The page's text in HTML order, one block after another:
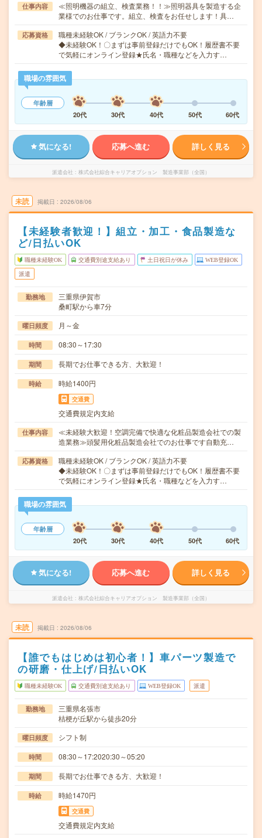
仕事内容
≪照明機器の組立、検査業務！！≫照明器具を製造する企
業様でのお仕事です。組立、検査をお任せします！具…
応募資格
職種未経験OK / ブランクOK / 英語力不要
◆未経験OK！〇まずは事前登録だけでもOK！履歴書不要
で気軽にオンライン登録★氏名・職種などを入力す…
職場の雰囲気
年齢層
20代
30代 40代 50代 60代
気になる! 応募へ進む 詳しく見る
派遣会社 株式会社綜合キャリアオプション 製造事業部（全国）
未読 掲載日 2026/08/06
【未経験者歓迎！】組立・加工・食品製造な
ど/日払いOK
職種未経験OK 交通費別途支給あり 土日祝日が休み WEB登録OK
派遣
勤務地
三重県伊賀市
桑町駅から車7分
曜日頻度 月～金
時間 08:30～17:30
期間 長期でお仕事できる方、大歓迎！
時給 時給1400円
交通費
交通費規定内支給
仕事内容
≪未経験大歓迎！空調完備で快適な化粧品製造会社での製
造業務≫頭髪用化粧品製造会社でのお仕事です自動充…
応募資格
職種未経験OK / ブランクOK / 英語力不要
◆未経験OK！〇まずは事前登録だけでもOK！履歴書不要
で気軽にオンライン登録★氏名・職種などを入力す…
職場の雰囲気
年齢層
20代
30代 40代 50代 60代
気になる! 応募へ進む 詳しく見る
派遣会社 株式会社綜合キャリアオプション 製造事業部（全国）
未読 掲載日 2026/08/06
【誰でもはじめは初心者！】車パーツ製造で
の研磨・仕上げ/日払いOK
職種未経験OK 交通費別途支給あり WEB登録OK 派遣
勤務地
三重県名張市
桔梗が丘駅から徒歩20分
曜日頻度 シフト制
時間 08:30～17:2020:30～05:20
期間 長期でお仕事できる方、大歓迎！
時給 時給1470円
交通費
交通費規定内支給